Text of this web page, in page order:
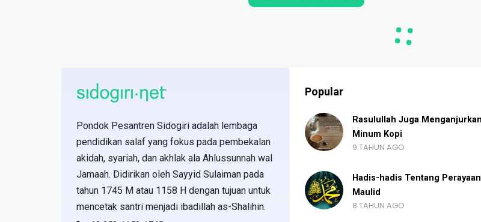
Pondok Pesantren Sidogiri adalah lembaga
pendidikan salaf yang fokus pada pembekalan
akidah, syariah, dan akhlak ala Ahlussunnah wal
Jamaah. Didirikan oleh Sayyid Sulaiman pada
tahun 1745 M atau 1158 H dengan tujuan untuk
mencetak santri menjadi ibadillah as-Shalihin.
Popular
Rasulullah Juga Menganjurkan
Minum Kopi
9 TAHUN AGO
Hadis-hadis Tentang Perayaan
Maulid
8 TAHUN AGO